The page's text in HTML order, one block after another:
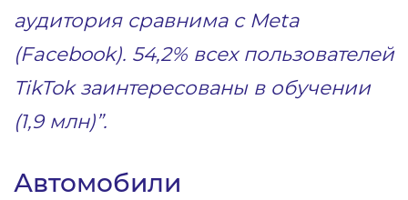
аудитория сравнима с Meta
(Facebook). 54,2% всех пользователей
TikTok заинтересованы в обучении
(1,9 млн)”.
Автомобили